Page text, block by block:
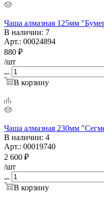
Чаша алмазная 125мм
В наличии: 7
Арт.: 00024894
880 ₽
/шт
В корзину
Чаша алмазная 230мм
В наличии: 4
Арт.: 00019740
2 600 ₽
/шт
В корзину